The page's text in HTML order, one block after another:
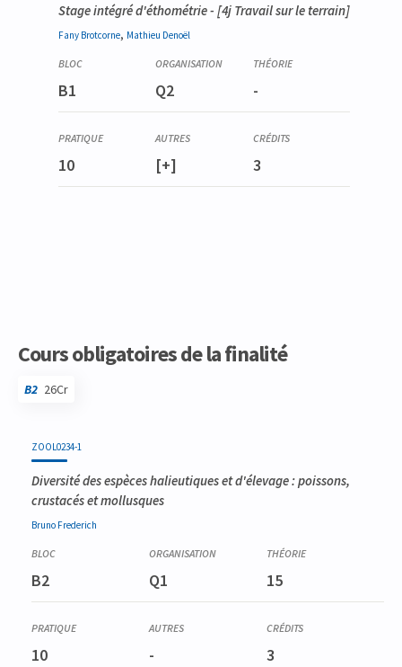
Stage intégré d'éthométrie- [4j Travail sur le terrain]
Fany Brotcorne, Mathieu Denoël
B1 Q2 -
10 [+] 3
Cours obligatoires de la finalité
B2 26Cr
ZOOL0234-1
Diversité des espèces halieutiques et d'élevage : poissons,
crustacés et mollusques
Bruno Frederich
B2 Q1 15
10 - 3